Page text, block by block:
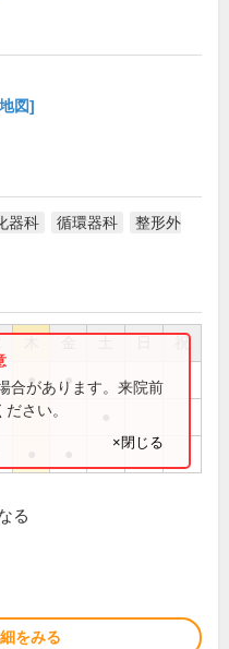
図]
器科 循環器科
整形外
祝
● ●
合があります。来院前
さい。
×閉じる
る
をみる